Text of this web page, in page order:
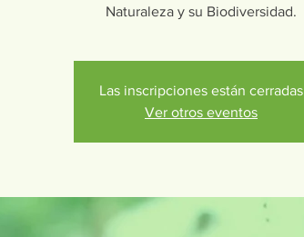
Naturaleza y su Biodiversidad.
Las inscripciones están cerradas
Ver otros eventos